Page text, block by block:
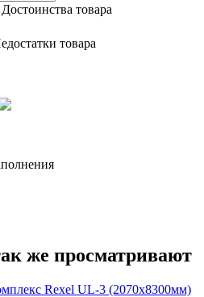
Достоинства товара
товара
же просматривают
Rexel UL-3 (2070х8300мм)